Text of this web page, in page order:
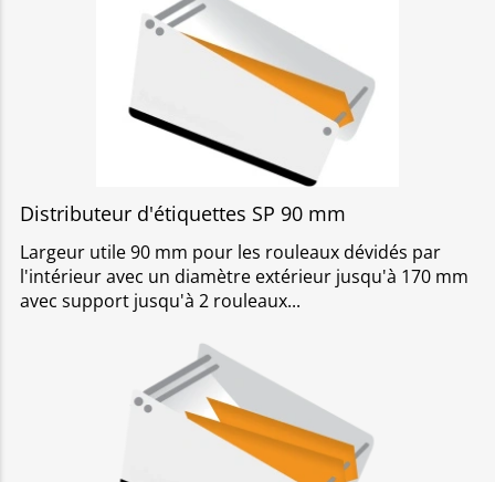
Distributeur d'étiquettes SP 90 mm
Largeur utile 90 mm pour les rouleaux dévidés par
l'intérieur avec un diamètre extérieur jusqu'à 170 mm
avec support jusqu'à 2 rouleaux